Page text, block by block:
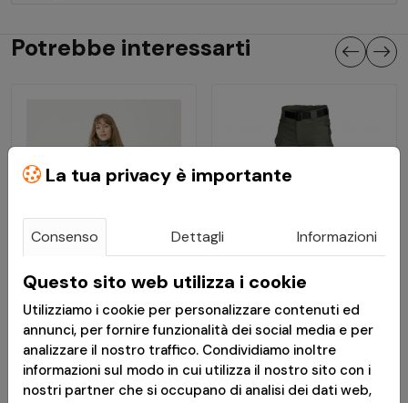
Potrebbe interessarti
€ 52,00
Giacca Cumulus® da
donna - Pile pesante -
Taiga Green - Helikon-
€ 74,99
Pantaloni Tattici UTP
PolyCotton RipStop -
Taiga Green - Helikon
La tua privacy è importante
Consenso Dettagli Informazioni
Questo sito web utilizza i cookie
Utilizziamo i cookie per personalizzare contenuti ed
annunci, per fornire funzionalità dei social media e per
analizzare il nostro traffico. Condividiamo inoltre
informazioni sul modo in cui utilizza il nostro sito con i
nostri partner che si occupano di analisi dei dati web,